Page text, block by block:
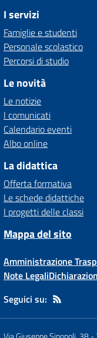
I servizi
Famiglie e studenti
Personale scolastico
Percorsi di studio
Le novità
Le notizie
I comunicati
Calendario eventi
Albo online
La didattica
Offerta formativa
Le schede didattiche
I progetti delle classi
Mappa del sito
Amministrazione
Note Legali
Seguici su: